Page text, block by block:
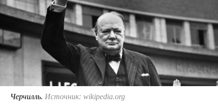
Черчилль. Источник: wikipedia.org